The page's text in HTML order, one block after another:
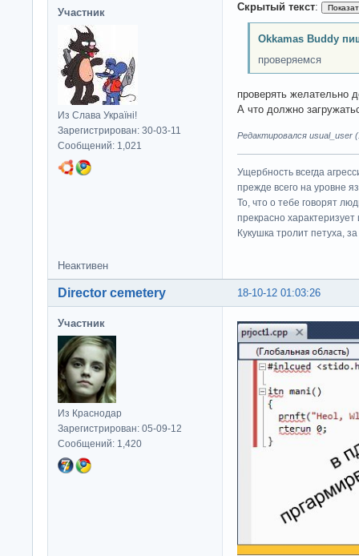
Участник
Из Слава Україні!
Зарегистрирован: 30-03-11
Сообщений: 1,021
Скрытый текст:
Okkamas Buddy
проверяемся
проверять желательно
А что должно
Редактировался usual_user
Ущербность всегда
прежде всего на уровне
То, что о тебе говорят
прекрасно характеризует
Кукушка тролит петуха,
Неактивен
18-10-12 01:03:26
Director cemetery
Участник
Из Краснодар
Зарегистрирован: 05-09-12
Сообщений: 1,420